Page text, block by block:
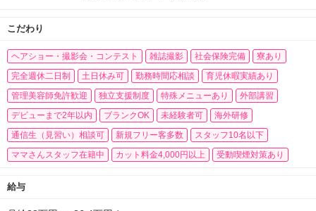
こだわり
ヘアショー・撮影会・コンテスト 雑誌撮影 社会保険完備
寮あり
完全週休二日制
土日休み可 勤務時間応相談
育児休暇実績あり
管理美容師免許歓迎
独立支援制度 特殊メニューあり
外部講習
デビューまで2年以内
ブランクOK 未経験者可
海外研修
通信生（見習い）相談可
新規フリー客多数
スタッフ10名以下
ママさんスタッフ在籍中
カット料金4,000円以上 受動喫煙対策あり
給与